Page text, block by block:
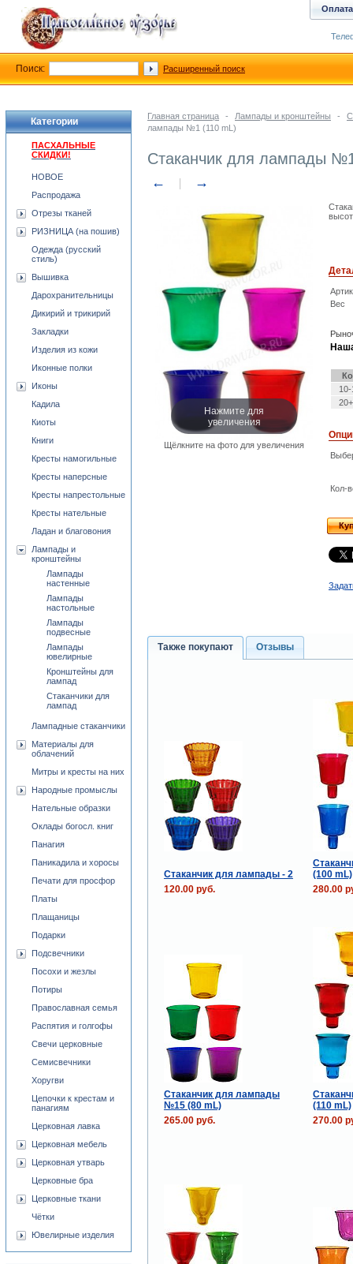
Главная страница - Лампады и кронштейны -
лампады №1 (110 mL)
Стаканчик для лампады
← →
Нажмите для
увеличения
Щёлкните на фото для увеличения
Вес
Кол-
Также покупают Отзывы
Стаканчик для лампады - 2
(100 mL)
120.00 руб.
280.00
Стаканчик для лампады
№15 (80 mL)
(110 mL)
265.00 руб.
270.00
Категории
ПАСХАЛЬНЫЕ
СКИДКИ!
НОВОЕ
Распродажа
Отрезы тканей
РИЗНИЦА (на пошив)
Одежда (русский
стиль)
Вышивка
Дарохранительницы
Дикирий и трикирий
Закладки
Изделия из кожи
Иконные полки
Иконы
Кадила
Киоты
Книги
Кресты намогильные
Кресты наперсные
Кресты напрестольные
Кресты нательные
Ладан и благовония
Лампады и
кронштейны
Лампады
настенные
Лампады
настольные
Лампады
подвесные
Лампады
ювелирные
Кронштейны для
лампад
Стаканчики для
лампад
Лампадные стаканчики
Материалы для
облачений
Митры и кресты на них
Народные промыслы
Нательные образки
Оклады богосл. книг
Панагия
Паникадила и хоросы
Печати для просфор
Платы
Плащаницы
Подарки
Подсвечники
Посохи и жезлы
Потиры
Православная семья
Распятия и голгофы
Свечи церковные
Семисвечники
Хоругви
Цепочки к крестам и
панагиям
Церковная лавка
Церковная мебель
Церковная утварь
Церковные бра
Церковные ткани
Чётки
Ювелирные изделия
Оплата
Поиск: Расширенный поиск